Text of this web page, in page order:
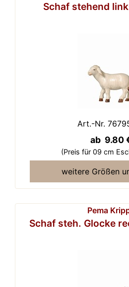
Schaf stehend
Art.-Nr.
ab 9.80
(Preis für 09 cm
weitere Größen
Pema
Schaf steh. Glocke